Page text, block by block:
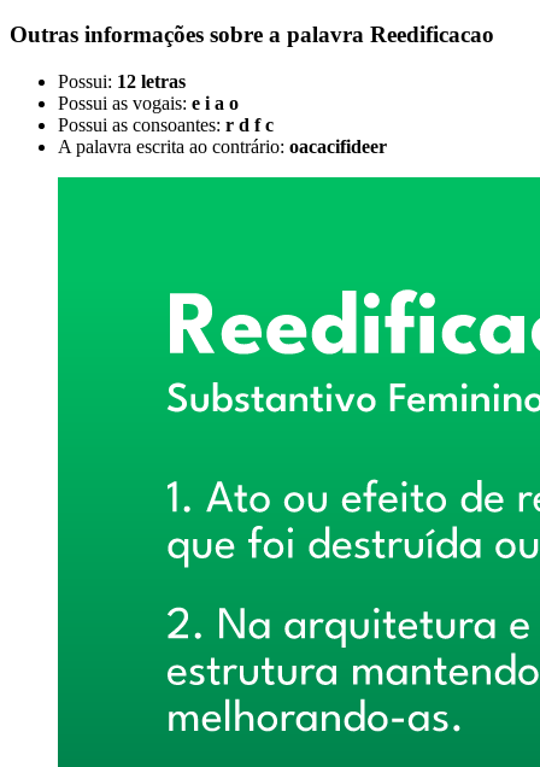
Outras informações sobre a palavra Reedificacao
Possui: 12 letras
Possui as vogais: e i a o
Possui as consoantes: r d f c
A palavra escrita ao contrário: oacacifideer